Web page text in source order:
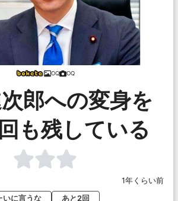
OQ OQ
郎への変身を
も残している
1年くらい前
いに言うな あと2回